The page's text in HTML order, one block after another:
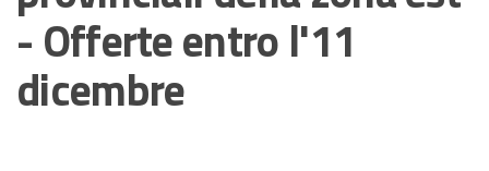
- Offerte entro l'11
dicembre